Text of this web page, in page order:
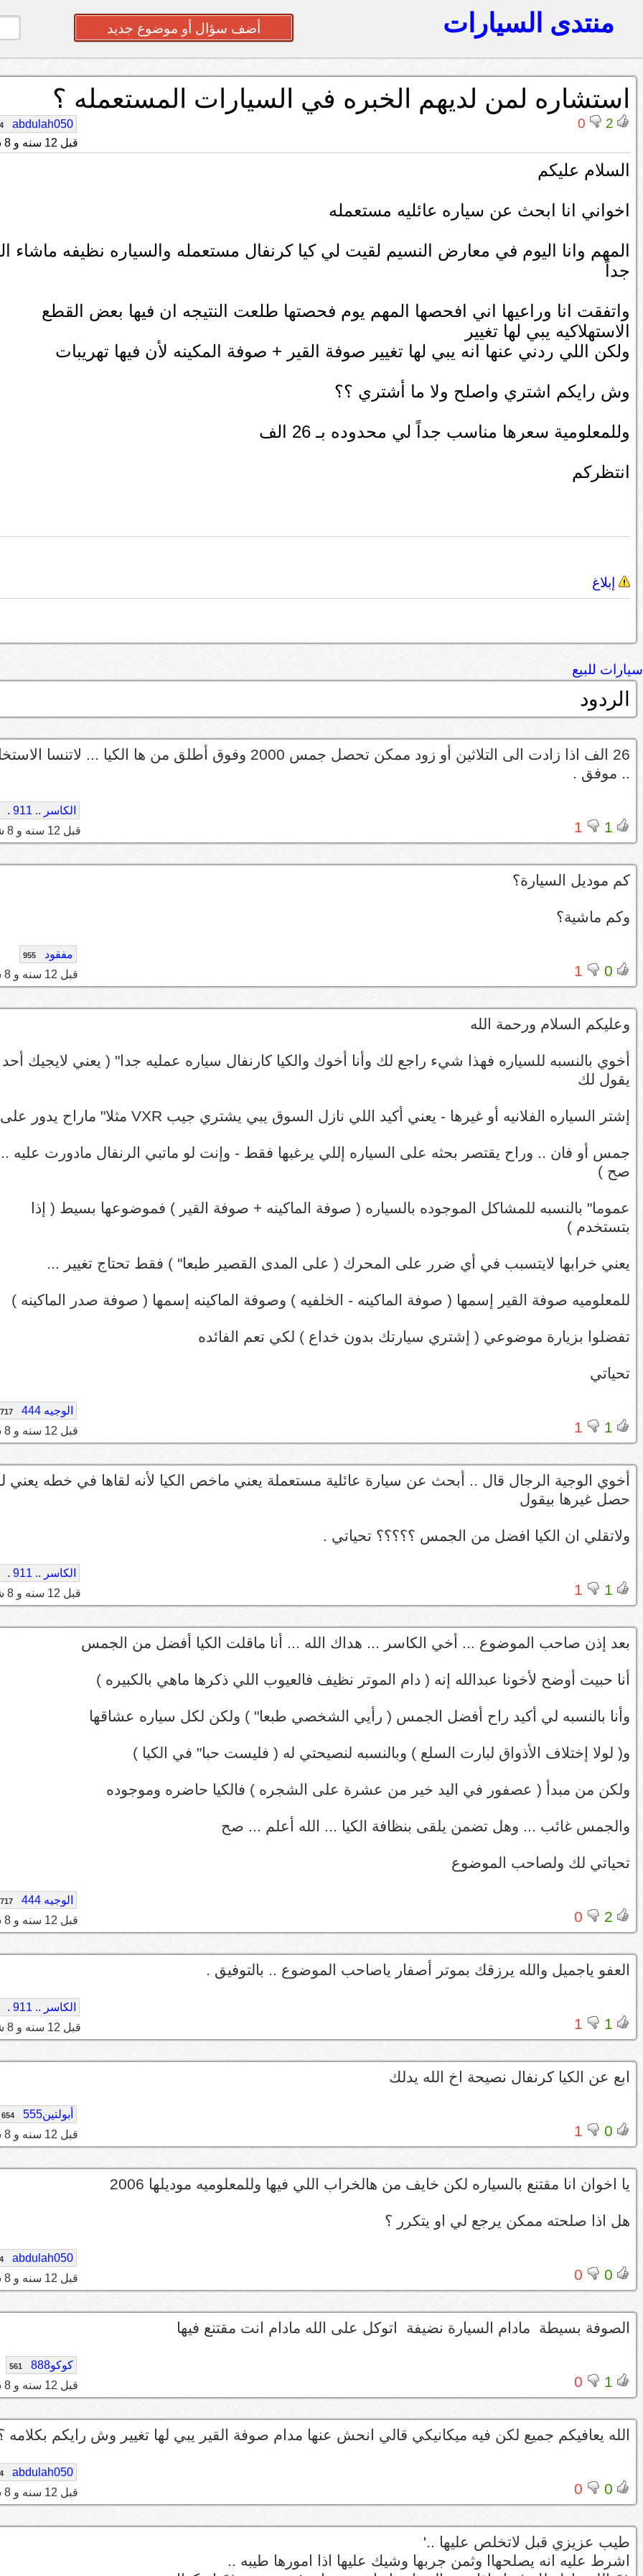
منتدى السيارات أضف سؤال أو موضوع جديد
استشاره لمن لديهم الخبره في السيارات المستعمله ؟
2
0
abdulah050
قبل 12 سنه و 8 شهر
السلام عليكم
اخواني انا ابحث عن سياره عائليه مستعمله
المهم وانا اليوم في معارض النسيم لقيت لي كيا كرنفال مستعمله والسياره نظيفه ماشاء
جداً
واتفقت انا وراعيها اني افحصها المهم يوم فحصتها طلعت النتيجه ان فيها بعض القطع
الاستهلاكيه يبي لها تغيير
ولكن اللي ردني عنها انه يبي لها تغيير صوفة القير + صوفة المكينه لأن فيها تهريبات
وش رايكم اشتري واصلح ولا ما أشتري ؟؟
وللمعلومية سعرها مناسب جداً لي محدوده بـ 26 الف
انتظركم
إبلاغ
سيارات للبيع
الردود
26 الف اذا زادت الى التلاثين أو زود ممكن تحصل جمس 2000 وفوق أطلق من ها الكيا ... لاتنسا
.. موفق .
1
1
الكاسر .. 911 .
قبل 12 سنه و 8 شهر
كم موديل السيارة؟
وكم ماشية؟
0
1
مفقود 955
قبل 12 سنه و 8 شهر
وعليكم السلام ورحمة الله
أخوي بالنسبه للسياره فهذا شيء راجع لك وأنا أخوك والكيا كارنفال سياره عمليه جدا" ( يعني لايجيك أحد
يقول لك
إشتر السياره الفلانيه أو غيرها - يعني أكيد اللي نازل السوق يبي يشتري جيب VXR مثلا" ماراح يدور على
جمس أو فان .. وراح يقتصر بحثه على السياره إللي يرغبها فقط - وإنت لو ماتبي الرنفال مادورت عليه
صح )
عموما" بالنسبه للمشاكل الموجوده بالسياره ( صوفة الماكينه + صوفة القير ) فموضوعها بسيط ( إذا
بتستخدم )
يعني خرابها لايتسبب في أي ضرر على المحرك ( على المدى القصير طبعا" ) فقط تحتاج تغيير ...
للمعلوميه صوفة القير إسمها ( صوفة الماكينه - الخلفيه ) وصوفة الماكينه إسمها ( صوفة صدر الماكينه )
تفضلوا بزيارة موضوعي ( إشتري سيارتك بدون خداع ) لكي تعم الفائده
تحياتي
1
1
الوجيه 444 717
قبل 12 سنه و 8 شهر
أخوي الوجية الرجال قال .. أبحث عن سيارة عائلية مستعملة يعني ماخص الكيا لأنه لقاها في خطه يعني
حصل غيرها بيقول
ولاتقلي ان الكيا افضل من الجمس ؟؟؟؟؟ تحياتي .
1
1
الكاسر .. 911 .
قبل 12 سنه و 8 شهر
بعد إذن صاحب الموضوع ... أخي الكاسر ... هداك الله ... أنا ماقلت الكيا أفضل من الجمس
أنا حبيت أوضح لأخونا عبدالله إنه ( دام الموتر نظيف فالعيوب اللي ذكرها ماهي بالكبيره )
وأنا بالنسبه لي أكيد راح أفضل الجمس ( رأيي الشخصي طبعا" ) ولكن لكل سياره عشاقها
و( لولا إختلاف الأذواق لبارت السلع ) وبالنسبه لنصيحتي له ( فليست حبا" في الكيا )
ولكن من مبدأ ( عصفور في اليد خير من عشرة على الشجره ) فالكيا حاضره وموجوده
والجمس غائب ... وهل تضمن يلقى بنظافة الكيا ... الله أعلم ... صح
تحياتي لك ولصاحب الموضوع
2
0
الوجيه 444 717
قبل 12 سنه و 8 شهر
العفو ياجميل والله يرزقك بموتر أصفار ياصاحب الموضوع .. بالتوفيق .
1
1
الكاسر .. 911 .
قبل 12 سنه و 8 شهر
ابع عن الكيا كرنفال نصيحة اخ الله يدلك
0
1
أبولتين555 654
قبل 12 سنه و 8 شهر
يا اخوان انا مقتنع بالسياره لكن خايف من هالخراب اللي فيها وللمعلوميه موديلها 2006
هل اذا صلحته ممكن يرجع لي او يتكرر ؟
0
0
abdulah050
قبل 12 سنه و 8 شهر
الصوفة بسيطة مادام السيارة نضيفة اتوكل على الله مادام انت مقتنع فيها
1
0
كوكو888 561
قبل 12 سنه و 8 شهر
الله يعافيكم جميع لكن فيه ميكانيكي قالي انحش عنها مدام صوفة القير يبي لها تغيير وش رايكم بكلامه
0
0
abdulah050
قبل 12 سنه و 8 شهر
طيب عزيزي قبل لاتخلص عليها ..'
اشرط عليه انه يصلحهاا وثمن جربها وشيك عليها اذا امورها طيبه ..